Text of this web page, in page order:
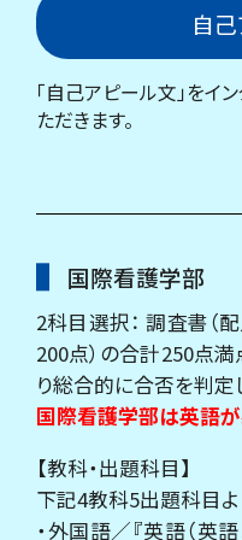
自
「自己アピール文」をイ
ただきます。
国際看護学部
2科目選択： 調査書（
200点）の合計250点
り総合的に合否を判定
国際看護学部は英語が
【教科・出題科目】
下記4教科5出題科目
・外国語／『英語（英